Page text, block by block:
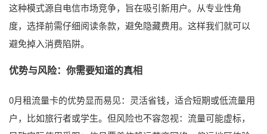
这种模式源自电信市场竞争，旨在吸引新用户。从专业性角
度，选择前需仔细阅读条款，避免隐藏费用。这样我们就可以
避免掉入消费陷阱。
优势与风险：你需要知道的真相
0月租流量卡的优势显而易见：灵活省钱，适合短期或低流量用
户，比如旅行者或学生。但风险也不容忽视：流量可能虚标，